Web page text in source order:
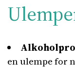
en ulempe for